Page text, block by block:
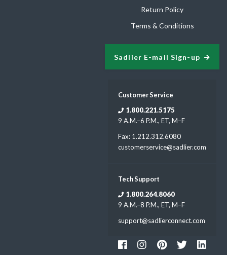
Return Policy
Terms & Conditions
Sadlier E-mail Sign-up
Customer Service
1.800.221.5175
9 A.M.–6 P.M., ET, M–F
Fax: 1.212.312.6080
customerservice@sadlier.com
Tech Support
1.800.264.8060
9 A.M.–8 P.M., ET, M–F
support@sadlierconnect.com